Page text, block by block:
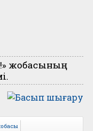
жобасының